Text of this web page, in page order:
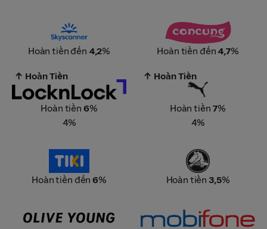
Hoàn tiền đến 4,2%
Con Cưng
Hoàn tiền đến4,7%
LocknLock
↑ Hoàn Tiền
Hoàn tiền 6%
4%
Puma
↑ Hoàn Tiền
Hoàn tiền 7%
4%
Tiki Official Stores
Hoàn tiền đến6% Hoàn tiền3,5%